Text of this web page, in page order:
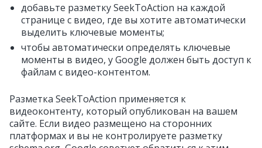
добавьте разметку SeekToAction на каждой
странице с видео, где вы хотите автоматически
выделить ключевые моменты;
чтобы автоматически определять ключевые
моменты в видео, у Google должен быть доступ к
файлам с видео-контентом.
Разметка SeekToAction применяется к
видеоконтенту, который опубликован на вашем
сайте. Если видео размещено на сторонних
платформах и вы не контролируете разметку